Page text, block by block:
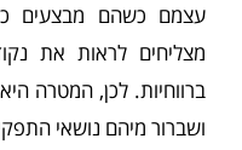
עצמם כשהם מבצעים
מצליחים לראות את
ברווחיות. לכן, המטרה
ושברור מיהם נושאי